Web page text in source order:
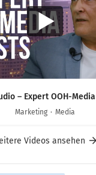
– Expert OOH-
Marketing Media
Videos ansehen arrow_forward